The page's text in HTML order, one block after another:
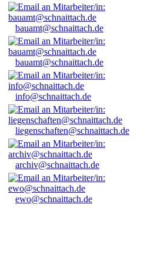
bauamt@schnaittach.de
bauamt@schnaittach.de
info@schnaittach.de
liegenschaften@schnaittach.de
archiv@schnaittach.de
ewo@schnaittach.de